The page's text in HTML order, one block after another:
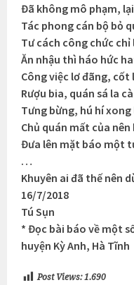
Đã không mô phạm,
Tác phong cán bộ bỏ
Tư cách công chức chỉ
Ăn nhậu thì háo hức
Công việc lơ đãng, cốt
Rượu bia, quán sá la cà
Tưng bừng, hú hí
Chủ quán mất của nên
Đưa lên mặt báo một
…
Khuyên ai đã thế nên
16/7/2018
Tú Sụn
* Đọc bài báo về một
huyện Kỳ Anh, Hà Tĩnh
Post Views: 1.690